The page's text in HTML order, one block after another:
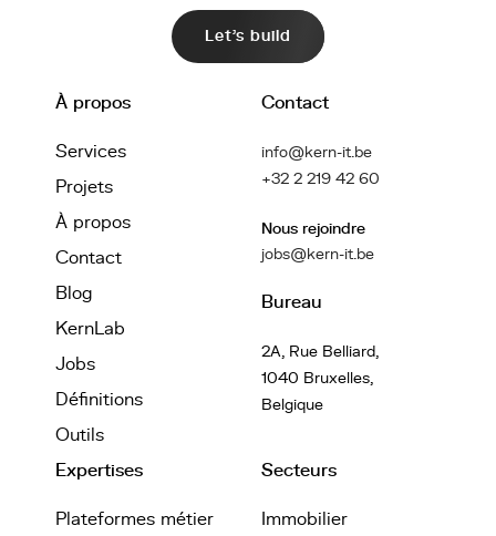
Let's build
À propos
Services
Projets
À propos
Contact
Blog
KernLab
Jobs
Définitions
Outils
Contact
info@kern-it.be
+32 2 219 42 60
Nous rejoindre
jobs@kern-it.be
Bureau
2A, Rue Belliard,
1040 Bruxelles,
Belgique
Expertises
Plateformes métier
Secteurs
Immobilier